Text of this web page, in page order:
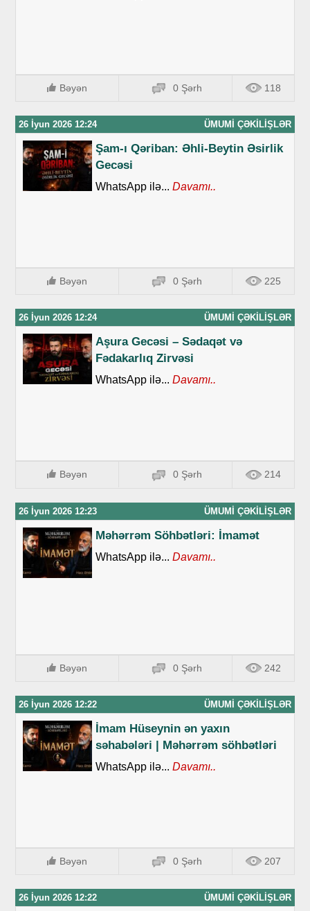
Bəyən 0 Şərh 118
26 İyun 2026 12:24 ÜMUMI ÇƏKILIŞLƏR
Şam-ı Qəriban: Əhli-Beytin Əsirlik
Gecəsi
WhatsApp ilə... Davamı..
Bəyən 0 Şərh 225
26 İyun 2026 12:24 ÜMUMI ÇƏKILIŞLƏR
Aşura Gecəsi – Sədaqət və
Fədakarlıq Zirvəsi
WhatsApp ilə... Davamı..
Bəyən 0 Şərh 214
26 İyun 2026 12:23 ÜMUMI ÇƏKILIŞLƏR
Məhərrəm Söhbətləri: İmamət
WhatsApp ilə... Davamı..
Bəyən 0 Şərh 242
26 İyun 2026 12:22 ÜMUMI ÇƏKILIŞLƏR
İmam Hüseynin ən yaxın
səhabələri | Məhərrəm söhbətləri
WhatsApp ilə... Davamı..
Bəyən 0 Şərh 207
26 İyun 2026 12:22 ÜMUMI ÇƏKILIŞLƏR